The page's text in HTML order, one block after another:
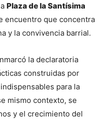
Plaza de la Santísima
encuentro que concentra
y la convivencia barrial.
la declaratoria
construidas por
para la
mismo contexto, se
y el crecimiento del